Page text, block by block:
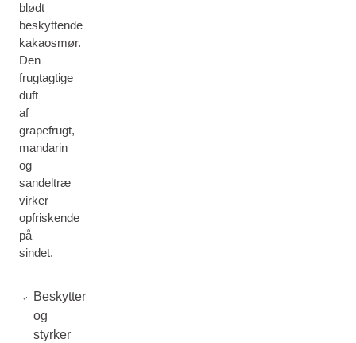
blødt
beskyttende
kakaosmør.
Den
frugtagtige
duft
af
grapefrugt,
mandarin
og
sandeltræ
virker
opfriskende
på
sindet.
Beskytter
og
styrker